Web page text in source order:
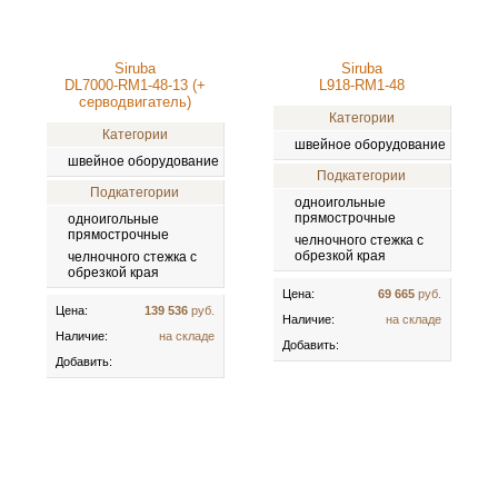
Siruba
DL7000-RM1-48-13 (+
серводвигатель)
Категории
швейное оборудование
Подкатегории
одноигольные
прямострочные
челночного стежка с
обрезкой края
Цена: 139 536руб.
Наличие:
на складе
Добавить:
Siruba
L918-RM1-48
Категории
швейное оборудование
Подкатегории
одноигольные
прямострочные
челночного стежка с
обрезкой края
Цена: 69 665руб.
Наличие:
на складе
Добавить: